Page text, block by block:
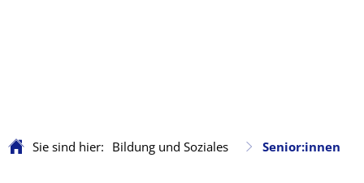
Sie sind hier: Bildung und Soziales Senior:innen